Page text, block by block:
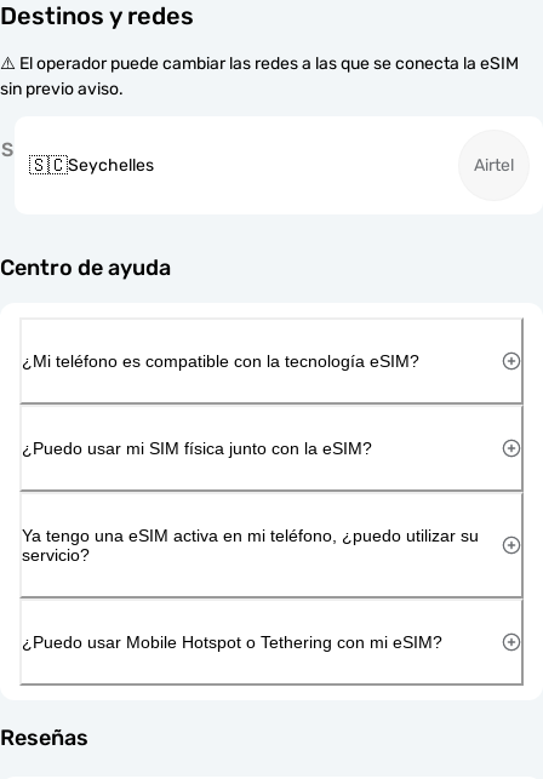
Destinos y redes
⚠️ El operador puede cambiar las redes a las que se conecta la eSIM
sin previo aviso.
S
🇸🇨Seychelles Airtel
Centro de ayuda
¿Mi teléfono es compatible con la tecnología eSIM?
¿Puedo usar mi SIM física junto con la eSIM?
Ya tengo una eSIM activa en mi teléfono, ¿puedo utilizar su
servicio?
¿Puedo usar Mobile Hotspot o Tethering con mi eSIM?
Reseñas